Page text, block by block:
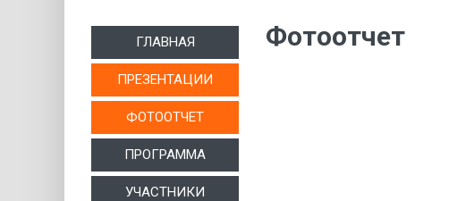
ГЛАВНАЯ
ПРЕЗЕНТАЦИИ
ФОТООТЧЕТ
ПРОГРАММА
УЧАСТНИКИ
Фотоотчет